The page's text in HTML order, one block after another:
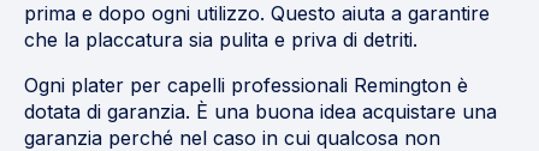
prima e dopo ogni utilizzo. Questo aiuta a garantire
che la placcatura sia pulita e priva di detriti.
Ogni plater per capelli professionali Remington è
dotata di garanzia. È una buona idea acquistare una
garanzia perché nel caso in cui qualcosa non